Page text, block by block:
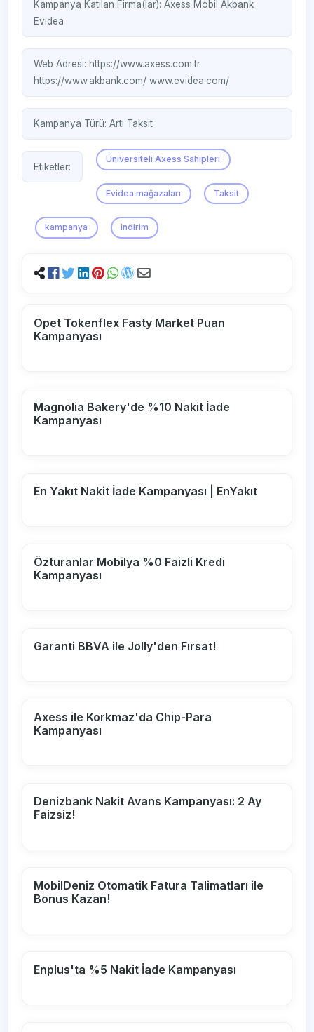
Kampanya Katılan Firma(lar):Axess MobilAkbank
Evidea
Web Adresi: https://www.axess.com.tr
https://www.akbank.com/www.evidea.com/‎
Kampanya Türü:Artı Taksit
Etiketler:
Üniversiteli Axess Sahipleri
Evidea mağazaları Taksit
kampanya indirim
Opet Tokenflex Fasty Market Puan
Kampanyası
Magnolia Bakery'de %10 Nakit İade
Kampanyası
En Yakıt Nakit İade Kampanyası | EnYakıt
Özturanlar Mobilya %0 Faizli Kredi
Kampanyası
Garanti BBVA ile Jolly'den Fırsat!
Axess ile Korkmaz'da Chip-Para
Kampanyası
Denizbank Nakit Avans Kampanyası: 2 Ay
Faizsiz!
MobilDeniz Otomatik Fatura Talimatları ile
Bonus Kazan!
Enplus'ta %5 Nakit İade Kampanyası